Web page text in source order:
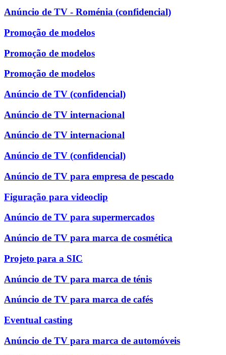
Anúncio de TV - Roménia (confidencial)
Promoção de modelos
Promoção de modelos
Promoção de modelos
Anúncio de TV (confidencial)
Anúncio de TV internacional
Anúncio de TV internacional
Anúncio de TV (confidencial)
Anúncio de TV para empresa de pescado
Figuração para videoclip
Anúncio de TV para supermercados
Anúncio de TV para marca de cosmética
Projeto para a SIC
Anúncio de TV para marca de ténis
Anúncio de TV para marca de cafés
Eventual casting
Anúncio de TV para marca de automóveis